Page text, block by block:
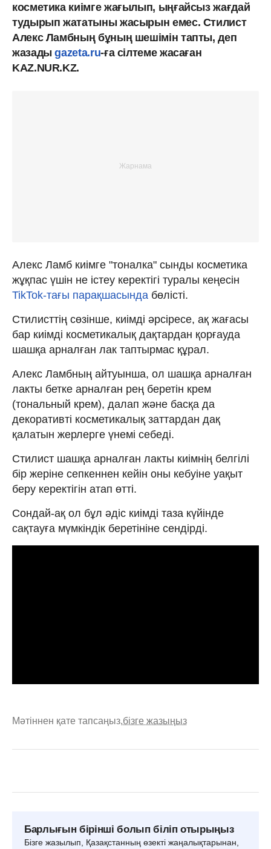
косметика киімге жағылып, ыңғайсыз жағдай
тудырып жататыны жасырын емес. Стилист
Алекс Ламбның бұның шешімін тапты, деп
жазадыgazeta.ru-ға сілтеме жасаған
KAZ.NUR.KZ.
Алекс Ламб киімге "тоналка" сынды косметика
жұқпас үшін не істеу керектігі туралы кеңесін
TikTok-тағы парақшасында бөлісті.
Стилисттің сөзінше, киімді әрсіресе, ақ жағасы
бар киімді косметикалық дақтардан қорғауда
шашқа арналған лак таптырмас құрал.
Алекс Ламбның айтуынша, ол шашқа арналған
лакты бетке арналған рең беретін крем
(тональный крем), далап және басқа да
декоративті косметикалық заттардан дақ
қалатын жерлерге үнемі себеді.
Стилист шашқа арналған лакты киімнің белгілі
бір жеріне сепкеннен кейін оны кебуіне уақыт
беру керектігін атап өтті.
Сондай-ақ ол бұл әдіс киімді таза күйінде
сақтауға мүмкіндік беретініне сендірді.
Мәтіннен қате тапсаңыз,бізге жазыңыз
Барлығын бірінші болып біліп отырыңыз
Бізге жазылып, Қазақстанның өзекті жаңалықтарынан,